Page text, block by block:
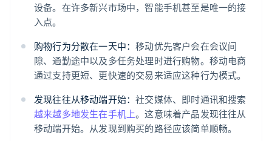
设备。在许多新兴市场中，智能手机甚至是唯一的接
入点。
购物行为分散在一天中：移动优先客户会在会议间
隙、通勤途中以及多任务处理时进行购物。移动电商
通过支持更短、更快速的交易来适应这种行为模式。
发现往往从移动端开始：社交媒体、即时通讯和搜索
越来越多地发生在手机上。这意味着产品发现往往从
移动端开始。从发现到购买的路径应该简单顺畅。